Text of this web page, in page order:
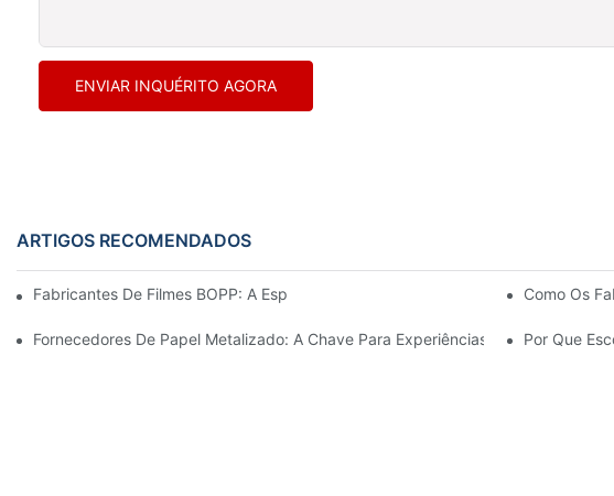
ENVIAR INQUÉRITO AGORA
ARTIGOS RECOMENDADOS
Fabricantes De Filmes BOPP: A Espinha Dorsal Das Embalagens FlexíveisComo Os
Fornecedores De Papel Metalizado: A Chave Para Experiências De Embalagem
Por Que